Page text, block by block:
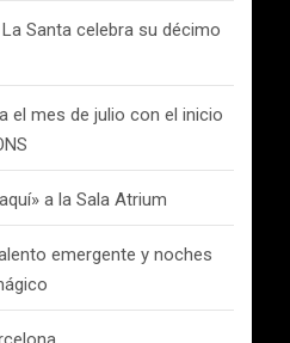
Santa celebra su décimo
el mes de julio con el inicio
a la Sala Atrium
emergente y noches